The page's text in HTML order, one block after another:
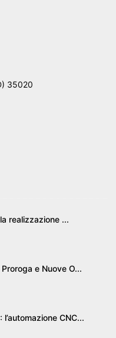
35020
realizzazione ...
e Nuove O...
l’automazione CNC...